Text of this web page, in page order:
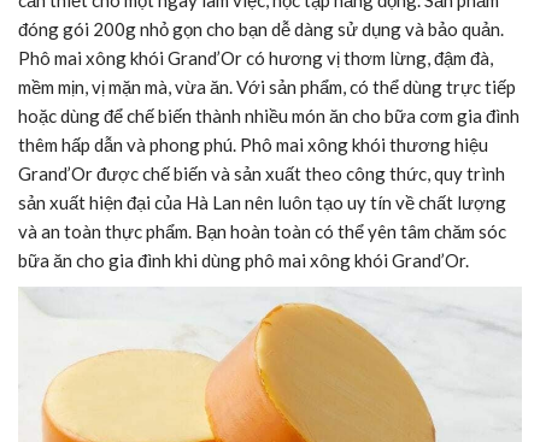
đóng gói 200g nhỏ gọn cho bạn dễ dàng sử dụng và bảo quản.
Phô mai xông khói Grand’Or có hương vị thơm lừng, đậm đà,
mềm mịn, vị mặn mà, vừa ăn. Với sản phẩm, có thể dùng trực tiếp
hoặc dùng để chế biến thành nhiều món ăn cho bữa cơm gia đình
thêm hấp dẫn và phong phú. Phô mai xông khói thương hiệu
Grand’Or được chế biến và sản xuất theo công thức, quy trình
sản xuất hiện đại của Hà Lan nên luôn tạo uy tín về chất lượng
và an toàn thực phẩm. Bạn hoàn toàn có thể yên tâm chăm sóc
bữa ăn cho gia đình khi dùng phô mai xông khói Grand’Or.